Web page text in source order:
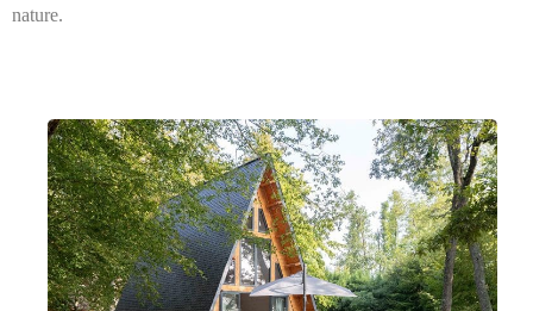
nature.